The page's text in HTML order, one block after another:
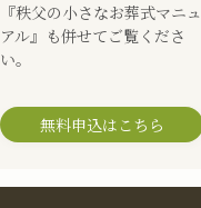
『秩父の小さなお葬式マニュ
アル』も併せてご覧くださ
い。
無料申込はこちら